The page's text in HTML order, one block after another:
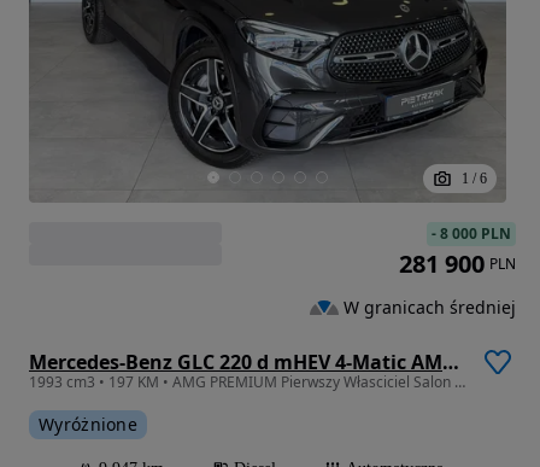
1 / 6
Mercedes-Benz GLC 220 d mHEV 4-Matic AMG Line
1993 cm3 • 197 KM • AMG PREMIUM Pierwszy Własciciel Salon Polska FV23% Gotówka Leasing
Wyróżnione
-8 000 PLN
281 900 PLN
W granicach średniej